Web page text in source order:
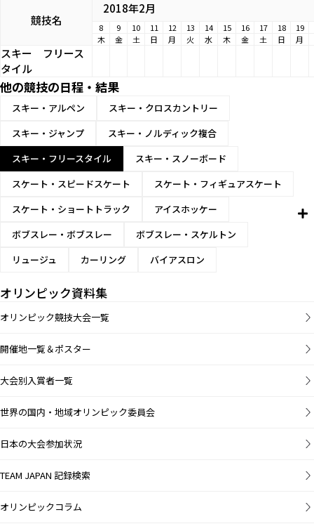
競技名
2018年2月
8 9 10 11 12 13 14 15 16 17 18 19
木
金 土 日 月 火 水 木 金 土 日 月
スキー フリース
タイル
他の競技の日程・結果
スキー・アルペン
スキー・クロスカントリー
スキー・ジャンプ
スキー・ノルディック複合
スキー・フリースタイル
スキー・スノーボード
スケート・スピードスケート
スケート・フィギュアスケート
スケート・ショートトラック
アイスホッケー
ボブスレー・ボブスレー
ボブスレー・スケルトン
リュージュ
カーリング バイアスロン
オリンピック資料集
オリンピック競技大会一覧
開催地一覧＆ポスター
大会別入賞者一覧
世界の国内・地域オリンピック委員会
日本の大会参加状況
TEAM JAPAN 記録検索
オリンピックコラム